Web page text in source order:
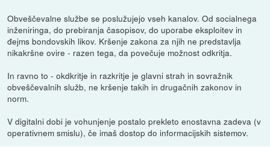
Obveščevalne službe se poslužujejo vseh kanalov. Od socialnega
inženiringa, do prebiranja časopisov, do uporabe eksploitev in
đejms bondovskih likov. Kršenje zakona za njih ne predstavlja
nikakršne ovire - razen tega, da povečuje možnost odkritja.
In ravno to - okdkritje in razkritje je glavni strah in sovražnik
obveščevalnih služb, ne kršenje takih in drugačnih zakonov in
norm.
V digitalni dobi je vohunjenje postalo prekleto enostavna zadeva (v
operativnem smislu), če imaš dostop do informacijskih sistemov.